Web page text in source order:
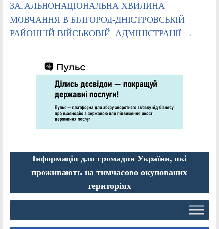
ЗАГАЛЬНОНАЦІОНАЛЬНА ХВИЛИНА
МОВЧАННЯ В БІЛГОРОД-ДНІСТРОВСЬКІЙ
РАЙОННІЙ ВІЙСЬКОВІЙ АДМІНІСТРАЦІЇ →
Інформація для громадян України, які
проживають на тимчасово окупованих
територіях